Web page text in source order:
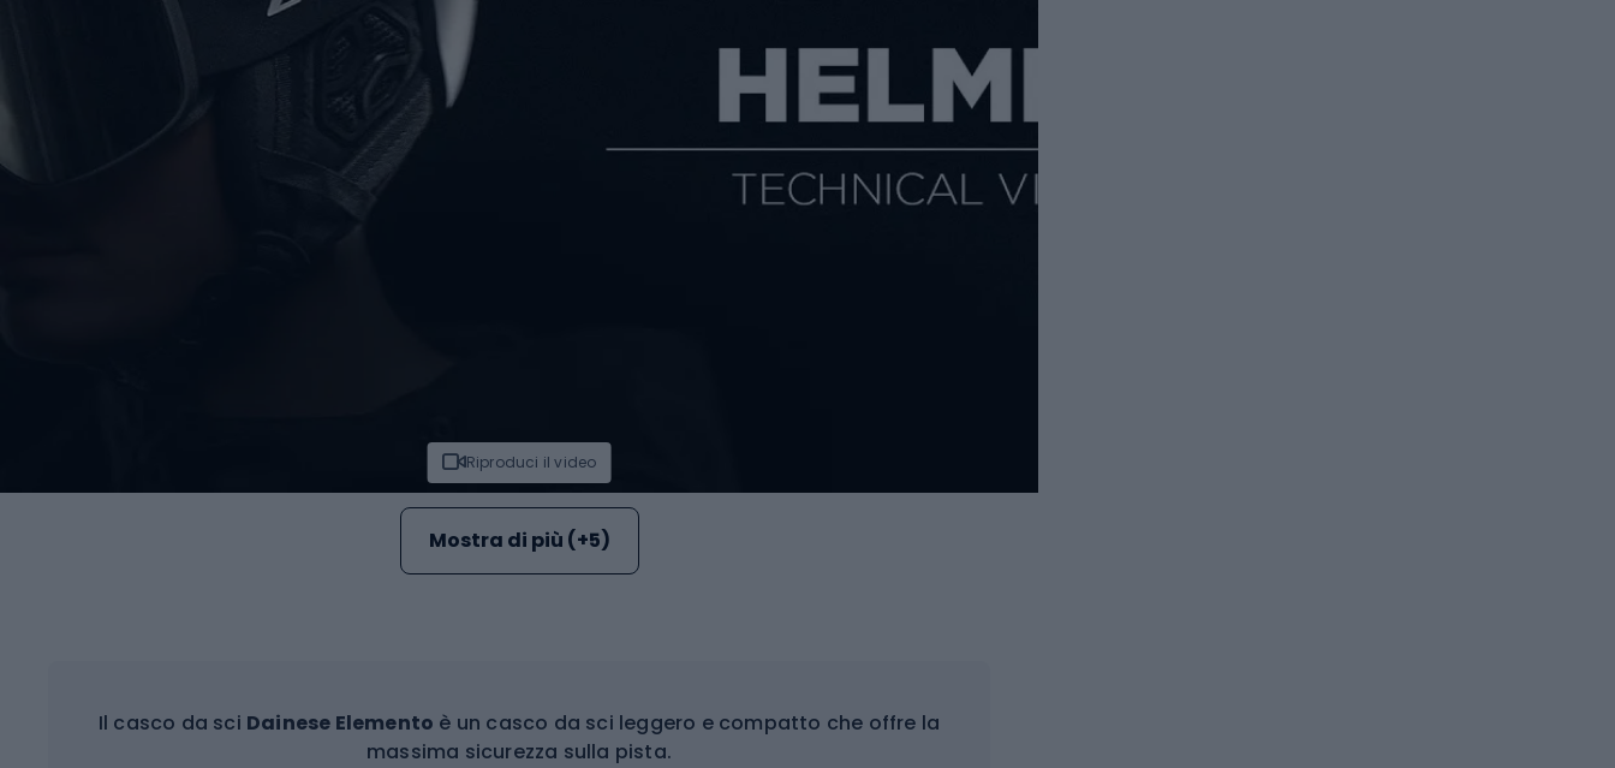
Riproduci il video
Mostra di più (+5)
Il casco da sci Dainese Elemento è un casco da sci leggero e compatto che offre la
massima sicurezza sulla pista.